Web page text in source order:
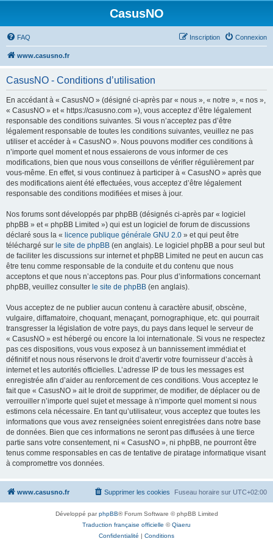
CasusNO
FAQ Connexion
Inscription
www.casusno.fr
CasusNO - Conditions d’utilisation
En accédant à « CasusNO » (désigné ci-après par « nous », « notre », « nos »,
« CasusNO » et « https://casusno.com »), vous acceptez d’être légalement
responsable des conditions suivantes. Si vous n’acceptez pas d’être
légalement responsable de toutes les conditions suivantes, veuillez ne pas
utiliser et accéder à « CasusNO ». Nous pouvons modifier ces conditions à
n’importe quel moment et nous essaierons de vous informer de ces
modifications, bien que nous vous conseillons de vérifier régulièrement par
vous-même. En effet, si vous continuez à participer à « CasusNO » après que
des modifications aient été effectuées, vous acceptez d’être légalement
responsable des conditions modifiées et mises à jour.
Nos forums sont développés par phpBB (désignés ci-après par « logiciel
phpBB » et « phpBB Limited ») qui est un logiciel de forum de discussions
déclaré sous la « licence publique générale GNU 2.0 » et qui peut être
téléchargé sur le site de phpBB (en anglais). Le logiciel phpBB a pour seul but
de faciliter les discussions sur internet et phpBB Limited ne peut en aucun cas
être tenu comme responsable de la conduite et du contenu que nous
acceptons et que nous n’acceptons pas. Pour plus d’informations concernant
phpBB, veuillez consulter le site de phpBB (en anglais).
Vous acceptez de ne publier aucun contenu à caractère abusif, obscène,
vulgaire, diffamatoire, choquant, menaçant, pornographique, etc. qui pourrait
transgresser la législation de votre pays, du pays dans lequel le serveur de
« CasusNO » est hébergé ou encore la loi internationale. Si vous ne respectez
pas ces dispositions, vous vous exposez à un bannissement immédiat et
définitif et nous nous réservons le droit d’avertir votre fournisseur d’accès à
internet et les autorités officielles. L’adresse IP de tous les messages est
enregistrée afin d’aider au renforcement de ces conditions. Vous acceptez le
fait que « CasusNO » ait le droit de supprimer, de modifier, de déplacer ou de
verrouiller n’importe quel sujet et message à n’importe quel moment si nous
estimons cela nécessaire. En tant qu’utilisateur, vous acceptez que toutes les
informations que vous avez renseignées soient enregistrées dans notre base
de données. Bien que ces informations ne seront pas diffusées à une tierce
partie sans votre consentement, ni « CasusNO », ni phpBB, ne pourront être
tenus comme responsables en cas de tentative de piratage informatique visant
à compromettre vos données.
www.casusno.fr Fuseau horaire sur UTC+02:00
Supprimer les cookies
Développé parphpBB® Forum Software © phpBB Limited
Traduction française officielle ©Qiaeru
Confidentialité | Conditions